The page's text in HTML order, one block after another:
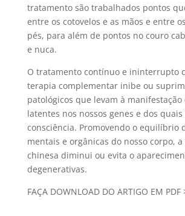
tratamento são trabalhados pontos
entre os cotovelos e as mãos e entre
pés, para além de pontos no couro
e nuca.
O tratamento contínuo e ininterrupto
terapia complementar inibe ou
patológicos que levam à manifestação
latentes nos nossos genes e dos
consciência. Promovendo o equilíbrio
mentais e orgânicas do nosso corpo,
chinesa diminui ou evita o
degenerativas.
FAÇA DOWNLOAD DO ARTIGO EM PDF